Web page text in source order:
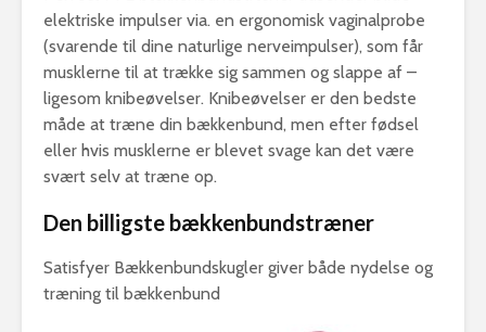
elektriske impulser via. en ergonomisk vaginalprobe
(svarende til dine naturlige nerveimpulser), som får
musklerne til at trække sig sammen og slappe af –
ligesom knibeøvelser. Knibeøvelser er den bedste
måde at træne din bækkenbund, men efter fødsel
eller hvis musklerne er blevet svage kan det være
svært selv at træne op.
Den billigste bækkenbundstræner
Satisfyer Bækkenbundskugler giver både nydelse og
træning til bækkenbund